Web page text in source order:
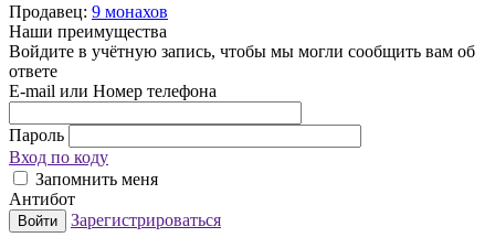
Продавец: 9 монахов
Наши преимущества
Войдите в учётную запись, чтобы мы могли сообщить вам об
ответе
E-mail или Номер телефона
Пароль
Вход по коду
Запомнить меня
Антибот
Войти Зарегистрироваться